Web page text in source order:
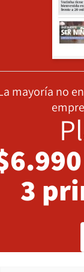
mayoría no
3